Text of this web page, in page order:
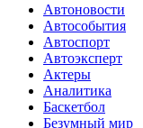
Автоновости
Автособытия
Автоспорт
Автоэксперт
Актеры
Аналитика
Баскетбол
Безумный мир